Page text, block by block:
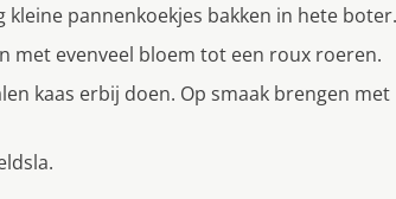
pannenkoekjes bakken in hete boter.
met evenveel bloem tot een roux roeren.
kaas erbij doen. Op smaak brengen met